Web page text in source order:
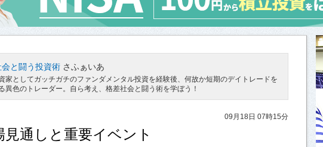
と闘う投資術 さふぁいあ
家としてガッチガチのファンダメンタル投資を経験後、何故か短期のデイトレードを
異色のトレーダー。自ら考え、格差社会と闘う術を学ぼう！
09月18日 07時15分
見通しと重要イベント